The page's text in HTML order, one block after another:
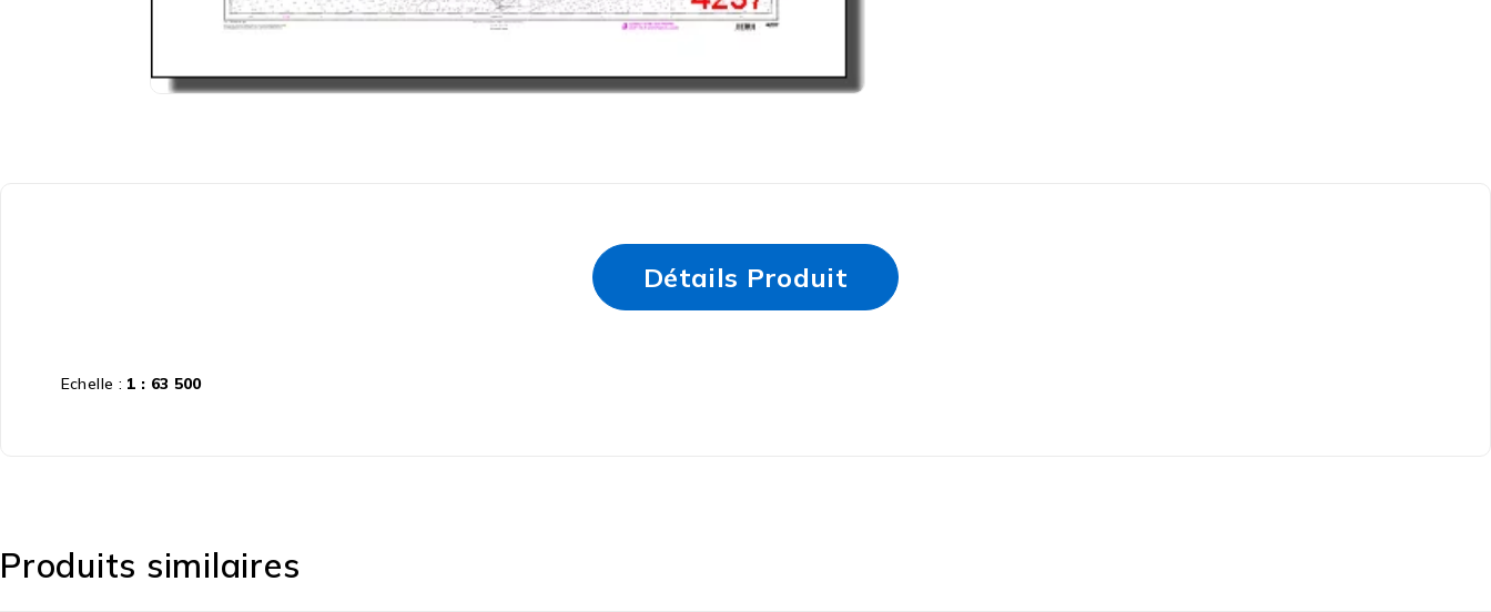
Détails Produit
Echelle : 1 : 63 500
Produits similaires